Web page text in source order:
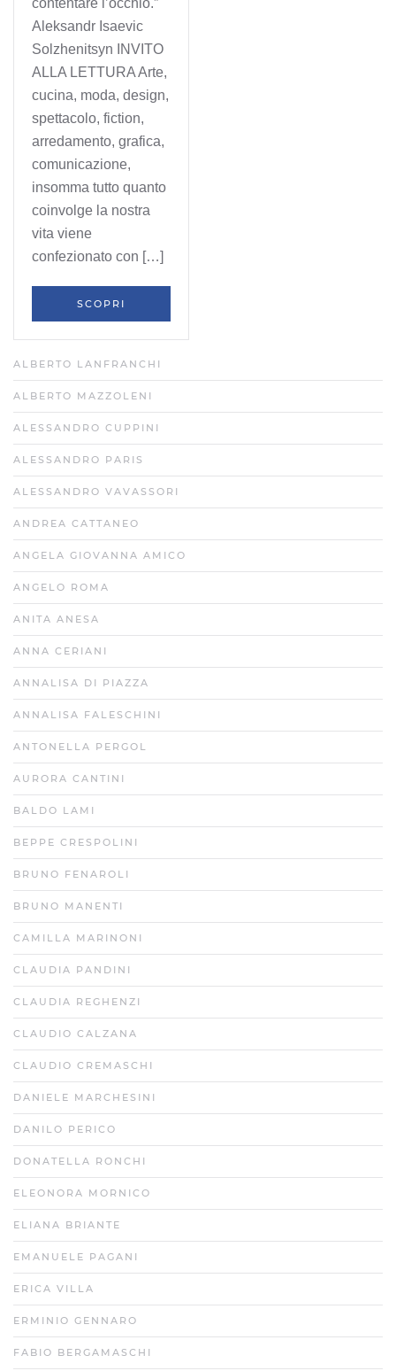
Aleksandr Isaevic
Solzhenitsyn INVITO
ALLA LETTURA Arte,
cucina, moda, design,
spettacolo, fiction,
arredamento, grafica,
comunicazione,
insomma tutto quanto
coinvolge la nostra
vita viene
confezionato con […]
SCOPRI
ALBERTO LANFRANCHI
ALBERTO MAZZOLENI
ALESSANDRO CUPPINI
ALESSANDRO PARIS
ALESSANDRO VAVASSORI
ANDREA CATTANEO
ANGELA GIOVANNA AMICO
ANGELO ROMA
ANITA ANESA
ANNA CERIANI
ANNALISA DI PIAZZA
ANNALISA FALESCHINI
ANTONELLA PERGOL
AURORA CANTINI
BALDO LAMI
BEPPE CRESPOLINI
BRUNO FENAROLI
BRUNO MANENTI
CAMILLA MARINONI
CLAUDIA PANDINI
CLAUDIA REGHENZI
CLAUDIO CALZANA
CLAUDIO CREMASCHI
DANIELE MARCHESINI
DANILO PERICO
DONATELLA RONCHI
ELEONORA MORNICO
ELIANA BRIANTE
EMANUELE PAGANI
ERICA VILLA
ERMINIO GENNARO
FABIO BERGAMASCHI